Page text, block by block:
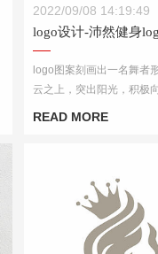
logo设计-沛然健身
2022/09/08 14:19:49
logo设计-沛然健身
logo图案刻画出一名舞者
云之上，突出阳光，积极
READ MORE